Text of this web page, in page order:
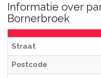
Informatie over
Bornerbroek
Straat
Postcode